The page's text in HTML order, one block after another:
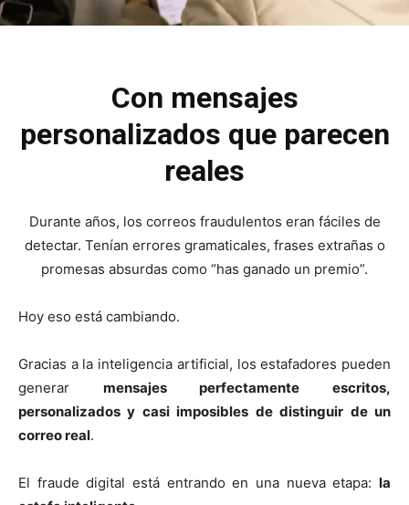
Con mensajes
personalizados que parecen
reales
Durante años, los correos fraudulentos eran fáciles de
detectar. Tenían errores gramaticales, frases extrañas o
promesas absurdas como “has ganado un premio”.
Hoy eso está cambiando.
Gracias a la inteligencia artificial, los estafadores pueden
generar mensajes perfectamente escritos,
personalizados y casi imposibles de distinguir de un
correo real.
El fraude digital está entrando en una nueva etapa: la